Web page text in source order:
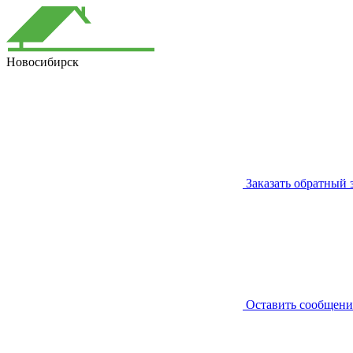
Новосибирск
Заказать обратный
Оставить